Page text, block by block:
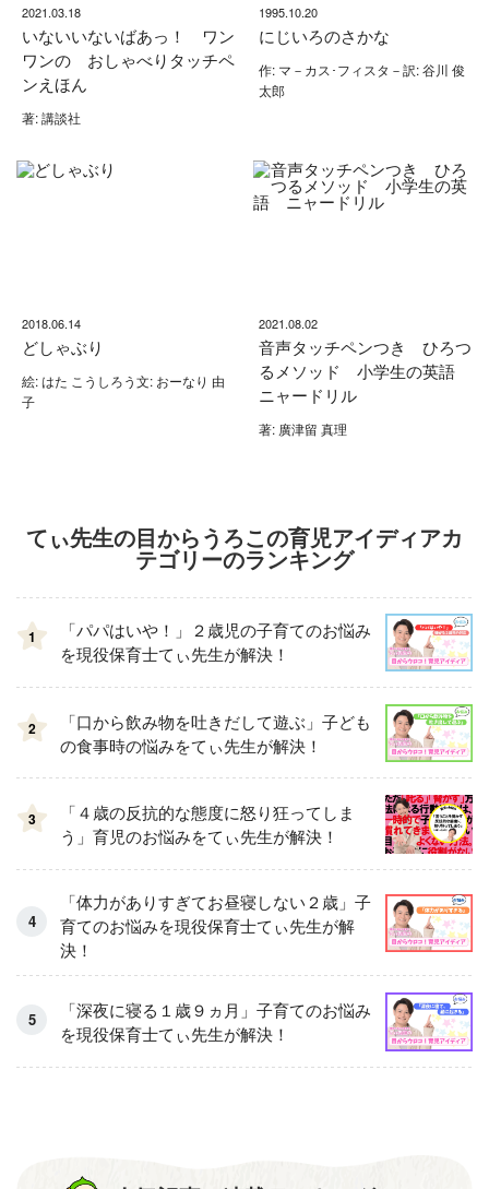
2021.03.18
いないいないばあっ！ ワン
ワンの おしゃべりタッチペ
ンえほん
著: 講談社
1995.10.20
にじいろのさかな
作: マ－カス･フィスタ－訳: 谷川 俊
太郎
2018.06.14
どしゃぶり
絵: はた こうしろう文: おーなり 由
子
2021.08.02
音声タッチペンつき ひろつ
るメソッド 小学生の英語
ニャードリル
著: 廣津留 真理
てぃ先生の目からうろこの育児アイディアカ
テゴリーのランキング
1
「パパはいや！」２歳児の子育てのお悩み
を現役保育士てぃ先生が解決！
2
「口から飲み物を吐きだして遊ぶ」子ども
の食事時の悩みをてぃ先生が解決！
3
「４歳の反抗的な態度に怒り狂ってしま
う」育児のお悩みをてぃ先生が解決！
「体力がありすぎてお昼寝しない２歳」子
育てのお悩みを現役保育士てぃ先生が解
決！
「深夜に寝る１歳９ヵ月」子育てのお悩み
を現役保育士てぃ先生が解決！